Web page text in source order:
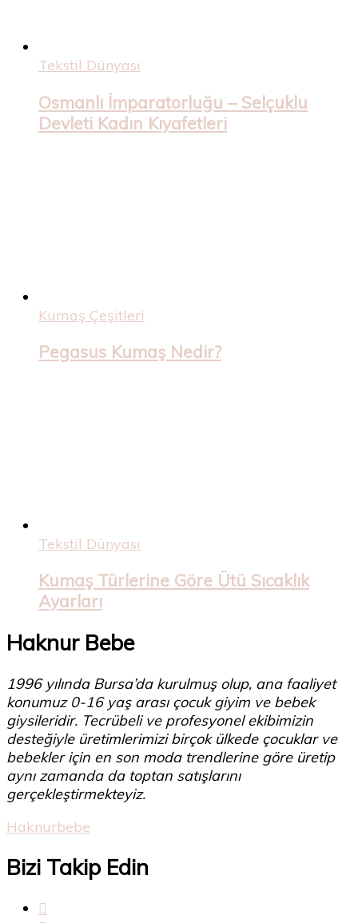
Tekstil Dünyası
Osmanlı İmparatorluğu – Selçuklu
Devleti Kadın Kıyafetleri
Kumaş Çeşitleri
Pegasus Kumaş Nedir?
Tekstil Dünyası
Kumaş Türlerine Göre Ütü Sıcaklık
Ayarları
Haknur Bebe
1996 yılında Bursa’da kurulmuş olup, ana faaliyet
konumuz 0-16 yaş arası çocuk giyim ve bebek
giysileridir. Tecrübeli ve profesyonel ekibimizin
desteğiyle üretimlerimizi birçok ülkede çocuklar ve
bebekler için en son moda trendlerine göre üretip
aynı zamanda da toptan satışlarını
gerçekleştirmekteyiz.
Haknurbebe
Bizi Takip Edin